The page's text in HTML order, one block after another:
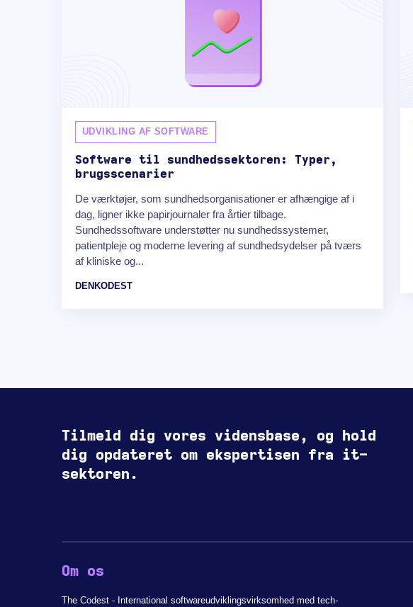
UDVIKLING AF SOFTWARE
Software til sundhedssektoren: Typer,
brugsscenarier
De værktøjer, som sundhedsorganisationer er afhængige af i
dag, ligner ikke papirjournaler fra årtier tilbage.
Sundhedssoftware understøtter nu sundhedssystemer,
patientpleje og moderne levering af sundhedsydelser på tværs
af kliniske og...
DENKODEST
Tilmeld dig vores vidensbase, og hold
dig opdateret om ekspertisen fra it-
sektoren.
Om os
The Codest - International softwareudviklingsvirksomhed med tech-